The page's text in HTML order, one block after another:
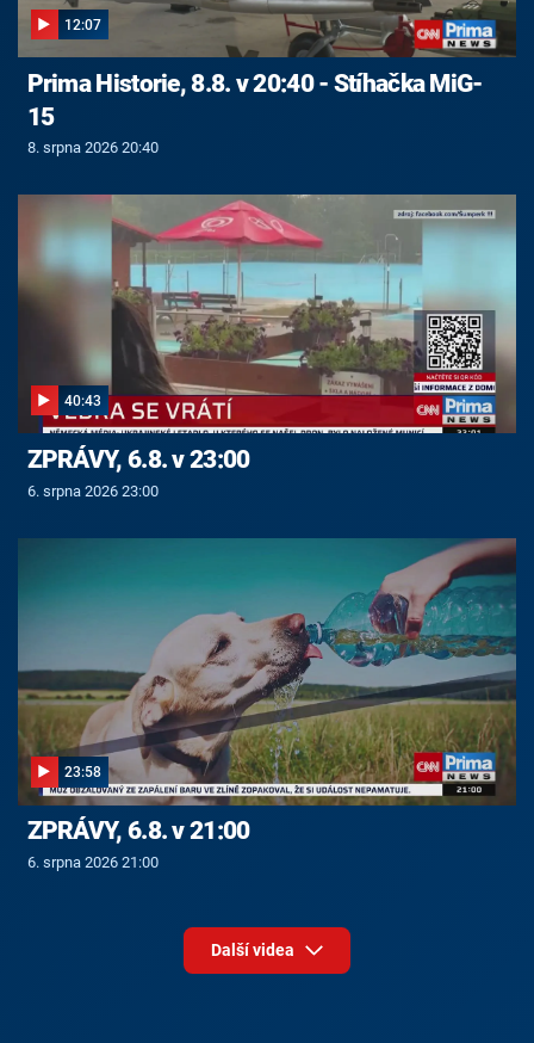
12:07
Prima Historie, 8.8. v 20:40 - Stíhačka MiG-
15
8. srpna 2026 20:40
40:43
ZPRÁVY, 6.8. v 23:00
6. srpna 2026 23:00
23:58
ZPRÁVY, 6.8. v 21:00
6. srpna 2026 21:00
Další videa